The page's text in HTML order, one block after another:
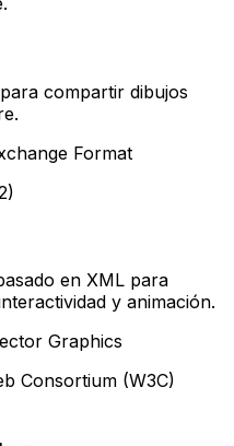
compartir dibujos
Format
en XML para
y animación.
Graphics
Consortium (W3C)